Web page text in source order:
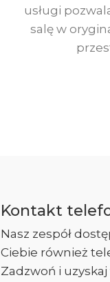
usługi
salę w
Kontakt
Nasz zespół
Ciebie również
Zadzwoń i uzyskaj